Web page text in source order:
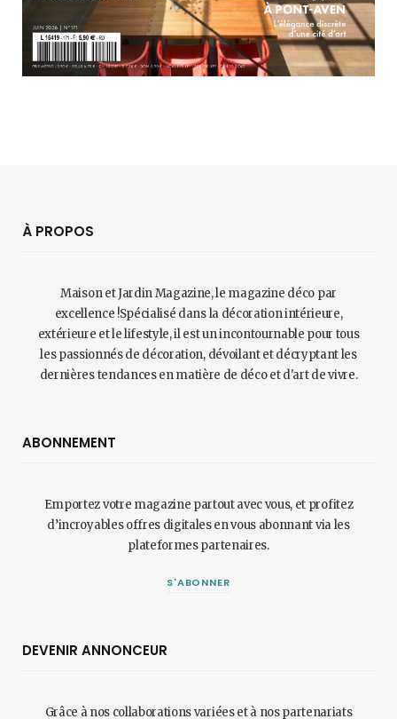
À PROPOS
Maison et Jardin Magazine, le magazine déco par
excellence !Spécialisé dans la décoration intérieure,
extérieure et le lifestyle, il est un incontournable pour tous
les passionnés de décoration, dévoilant et décryptant les
dernières tendances en matière de déco et d'art de vivre.
ABONNEMENT
Emportez votre magazine partout avec vous, et profitez
d’incroyables offres digitales en vous abonnant via les
plateformes partenaires.
S'ABONNER
DEVENIR ANNONCEUR
Grâce à nos collaborations variées et à nos partenariats